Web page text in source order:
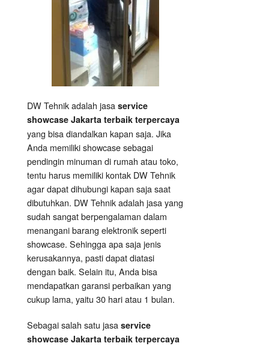
DW Tehnik adalah jasa service
showcase Jakarta terbaik terpercaya
yang bisa diandalkan kapan saja. Jika
Anda memiliki showcase sebagai
pendingin minuman di rumah atau toko,
tentu harus memiliki kontak DW Tehnik
agar dapat dihubungi kapan saja saat
dibutuhkan. DW Tehnik adalah jasa yang
sudah sangat berpengalaman dalam
menangani barang elektronik seperti
showcase. Sehingga apa saja jenis
kerusakannya, pasti dapat diatasi
dengan baik. Selain itu, Anda bisa
mendapatkan garansi perbaikan yang
cukup lama, yaitu 30 hari atau 1 bulan.
Sebagai salah satu jasa service
showcase Jakarta terbaik terpercaya